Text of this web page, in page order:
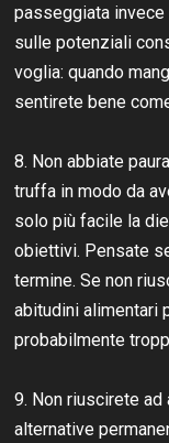
passeggiata
sulle potenziali
voglia: quando
sentirete bene
8. Non abbiate
truffa in modo da
solo più facile la
obiettivi. Pensate
termine. Se non
abitudini alimentari
probabilmente
9. Non riuscirete
alternative